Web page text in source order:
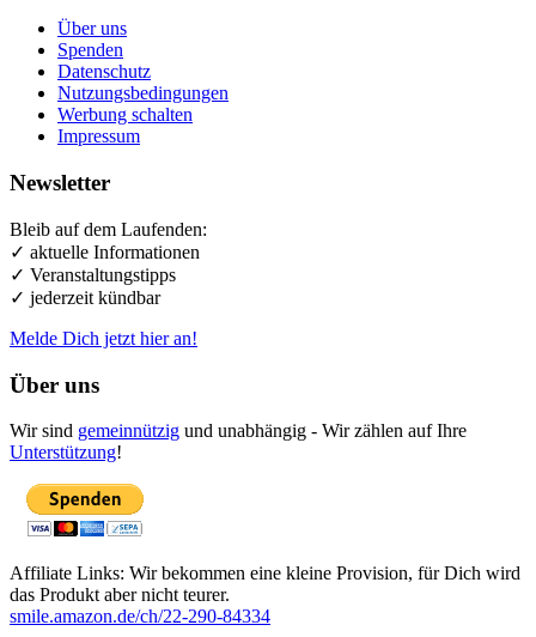
Über uns
Spenden
Datenschutz
Nutzungsbedingungen
Werbung schalten
Impressum
Newsletter
Bleib auf dem Laufenden:
✓ aktuelle Informationen
✓ Veranstaltungstipps
✓ jederzeit kündbar
Melde Dich jetzt hier an!
Über uns
Wir sind gemeinnützig und unabhängig - Wir zählen auf Ihre
Unterstützung!
Affiliate Links: Wir bekommen eine kleine Provision, für Dich wird
das Produkt aber nicht teurer.
smile.amazon.de/ch/22-290-84334